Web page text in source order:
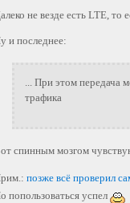
не везде есть LTE, то
и последнее:
... При этом передача
трафика
спинным мозгом
позже всё проверил
попользоваться успел